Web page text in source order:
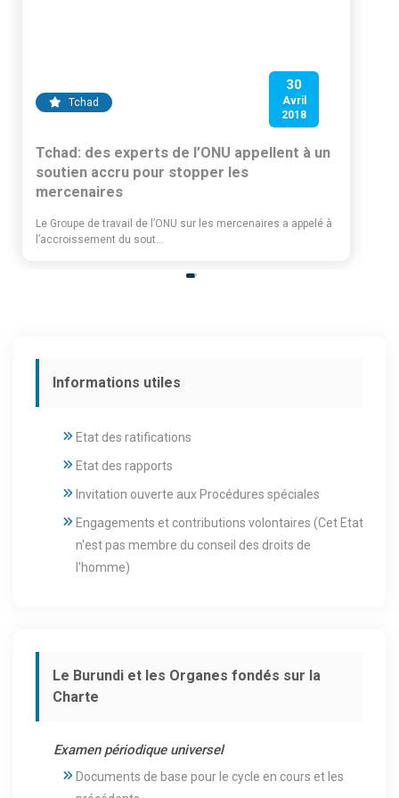
Tchad
30
Avril
2018
Tchad: des experts de l’ONU appellent à un
soutien accru pour stopper les
mercenaires
Le Groupe de travail de l’ONU sur les mercenaires a appelé à
l’accroissement du sout...
Informations utiles
Etat des ratifications
Etat des rapports
Invitation ouverte aux Procédures spéciales
Engagements et contributions volontaires (Cet Etat
n'est pas membre du conseil des droits de
l'homme)
Le Burundi et les Organes fondés sur la
Charte
Examen périodique universel
Documents de base pour le cycle en cours et les